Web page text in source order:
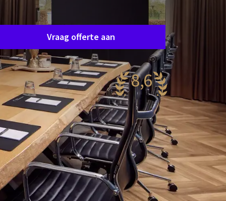
we nemen spoedig contact op om samen uw
wensen af te stemmen.
Vraag offerte aan
8,6
reviews